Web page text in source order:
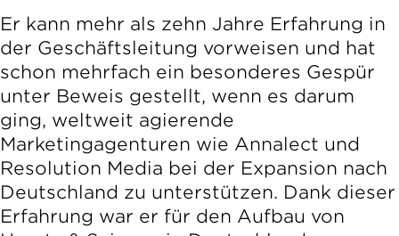
Er kann mehr als zehn Jahre Erfahrung in
der Geschäftsleitung vorweisen und hat
schon mehrfach ein besonderes Gespür
unter Beweis gestellt, wenn es darum
ging, weltweit agierende
Marketingagenturen wie Annalect und
Resolution Media bei der Expansion nach
Deutschland zu unterstützen. Dank dieser
Erfahrung war er für den Aufbau von